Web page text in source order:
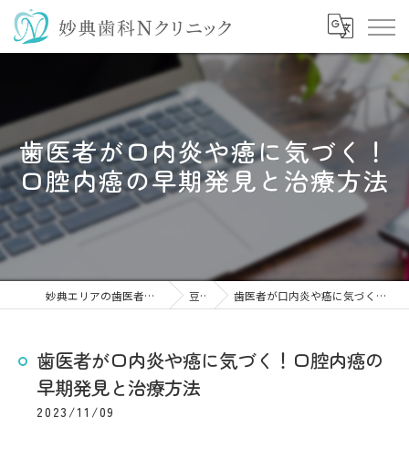
歯医者が口内炎や癌に気づく！
口腔内癌の早期発見と治療方法
妙典エリアの歯医者なら妙典歯科Nクリニック 豆知識 歯医者が口内炎や癌に気づく！口腔内癌の早期発見と治療方法
歯医者が口内炎や癌に気づく！口腔内癌の
早期発見と治療方法
2023/11/09